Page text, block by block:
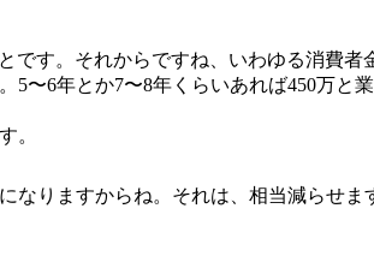
です。それからですね、いわゆる消費者
〜6年とか7〜8年くらいあれば450万と
。
なりますからね。それは、相当減らせま